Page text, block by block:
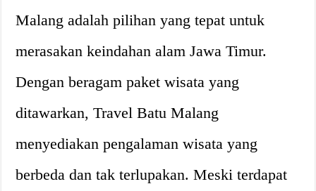
Malang adalah pilihan yang tepat untuk
merasakan keindahan alam Jawa Timur.
Dengan beragam paket wisata yang
ditawarkan, Travel Batu Malang
menyediakan pengalaman wisata yang
berbeda dan tak terlupakan. Meski terdapat